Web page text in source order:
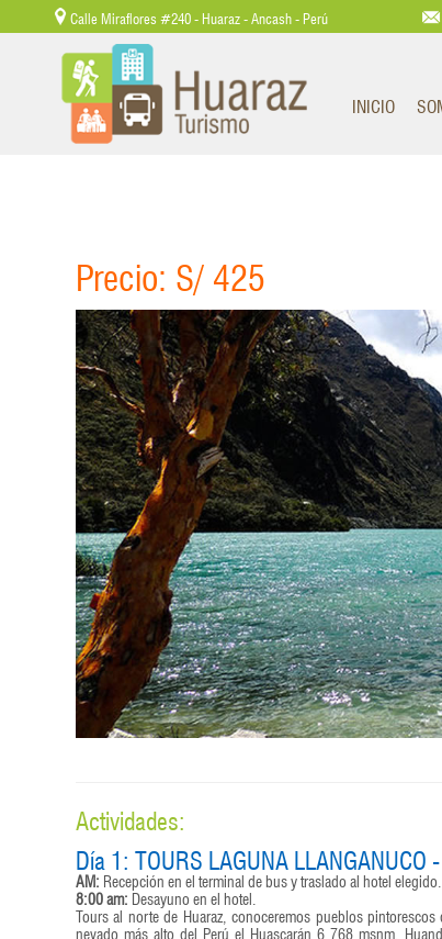
Calle Miraflores #240 - Huaraz - Ancash - Perú
INICIO
Precio: S/ 425
Actividades:
Día 1: TOURS LAGUNA LLANGANUCO
AM:
Recepción en el terminal de bus y traslado al hotel elegido.
8:00 am:
Desayuno en el hotel.
Tours al norte de Huaraz, conoceremos pueblos
nevado más alto del Perú el Huascarán 6 768 msnm,